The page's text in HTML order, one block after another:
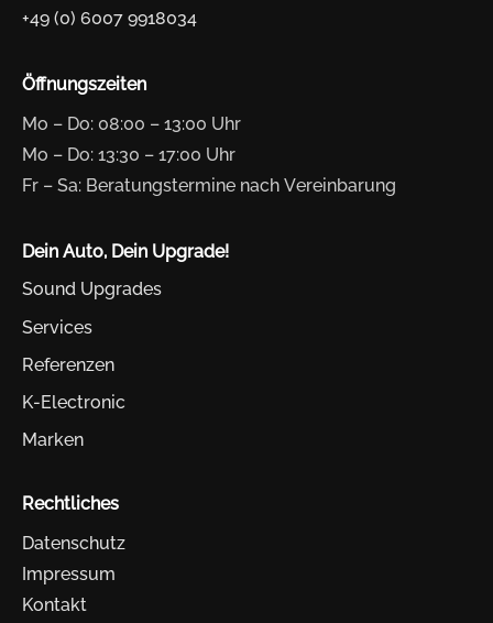
+49 (0) 6007 9918034
Öffnungszeiten
Mo – Do: 08:00 – 13:00 Uhr
Mo – Do: 13:30 – 17:00 Uhr
Fr – Sa: Beratungstermine nach Vereinbarung
Dein Auto, Dein Upgrade!
Sound Upgrades
Services
Referenzen
K-Electronic
Marken
Rechtliches
Datenschutz
Impressum
Kontakt